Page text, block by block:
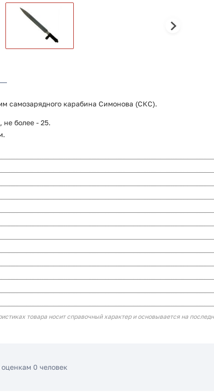
самозарядного карабина Симонова (СКС).
не более - 25.
товара носит справочный характер и основывается на
0 человек